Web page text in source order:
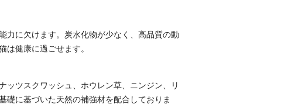
力に欠けます。炭水化物が少なく、高品質の動
は健康に過ごせます。
ッツスクワッシュ、ホウレン草、ニンジン、リ
礎に基づいた天然の補強材を配合しておりま